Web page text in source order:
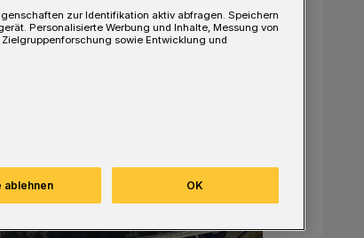
zur Identifikation aktiv abfragen. Speichern
Personalisierte Werbung und Inhalte, Messung von
sowie Entwicklung und
ablehnen OK